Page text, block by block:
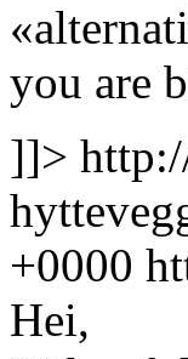
you are
]]>
+0000
Hei,